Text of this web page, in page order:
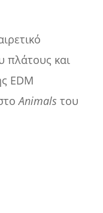
πλάτους και
EDM
Animals του